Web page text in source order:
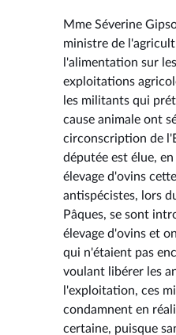
Mme Séverine
ministre de
l'alimentation sur
exploitations
les militants qui
cause animale ont
circonscription de
députée est élue,
élevage d'ovins
antispécistes, lors
Pâques, se sont
élevage d'ovins et
qui n'étaient pas
voulant libérer les
l'exploitation, ces
condamnent en
certaine, puisque